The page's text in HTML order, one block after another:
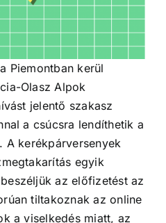
Piemontban kerül
Olasz Alpok
jelentő szakasz
a csúcsra lendíthetik a
A kerékpárversenyek
egyik
az előfizetést az
tiltakoznak az online
a viselkedés miatt, az